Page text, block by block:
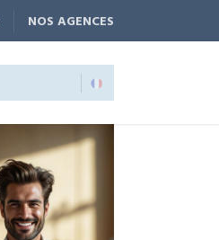
NOS AGENCES